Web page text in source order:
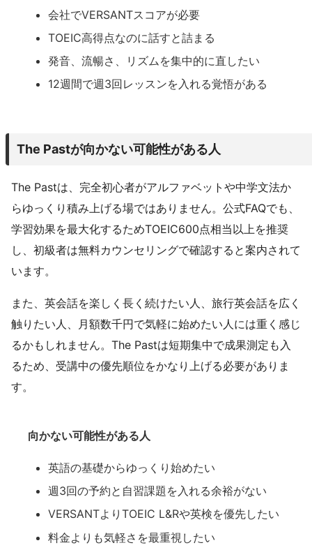
会社でVERSANTスコアが必要
TOEIC高得点なのに話すと詰まる
発音、流暢さ、リズムを集中的に直したい
12週間で週3回レッスンを入れる覚悟がある
The Pastが向かない可能性がある人
The Pastは、完全初心者がアルファベットや中学文法か
らゆっくり積み上げる場ではありません。公式FAQでも、
学習効果を最大化するためTOEIC600点相当以上を推奨
し、初級者は無料カウンセリングで確認すると案内されて
います。
また、英会話を楽しく長く続けたい人、旅行英会話を広く
触りたい人、月額数千円で気軽に始めたい人には重く感じ
るかもしれません。The Pastは短期集中で成果測定も入
るため、受講中の優先順位をかなり上げる必要がありま
す。
向かない可能性がある人
英語の基礎からゆっくり始めたい
週3回の予約と自習課題を入れる余裕がない
VERSANTよりTOEIC L&Rや英検を優先したい
料金よりも気軽さを最重視したい